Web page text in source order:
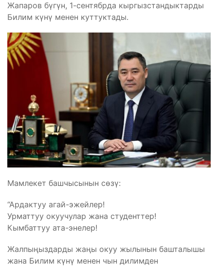
Жапаров бүгүн, 1-сентябрда кыргызстандыктарды
Билим күнү менен куттуктады.
Мамлекет башчысынын сөзү:
“Ардактуу агай-эжейлер!
Урматтуу окуучулар жана студенттер!
Кымбаттуу ата-энелер!
Жалпыңыздарды жаңы окуу жылынын башталышы
жана Билим күнү менен чын дилимден